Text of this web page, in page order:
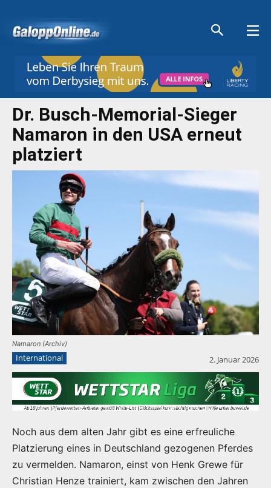
Dr. Busch-Memorial-Sieger
Namaron in den USA erneut
platziert
Namaron (Archiv)
International 2. Januar 2026
Noch aus dem alten Jahr gibt es eine erfreuliche
Platzierung eines in Deutschland gezogenen Pferdes
zu vermelden. Namaron, einst von Henk Grewe für
Christian Henze trainiert, kam zwischen den Jahren